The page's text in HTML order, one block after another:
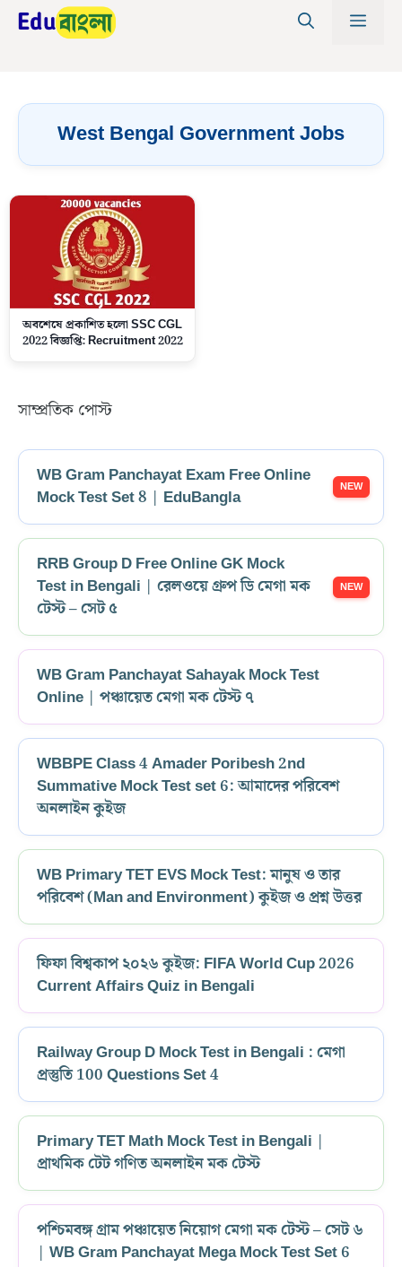
Skip
West Bengal Government Jobs
অবশেষে প্রকাশিত হলো SSC CGL
2022 বিজ্ঞপ্তি: Recruitment 2022
সাম্প্রতিক পোস্ট
WB Gram Panchayat Exam Free Online
Mock Test Set 8 | EduBangla
RRB Group D Free Online GK Mock
Test in Bengali | রেলওয়ে গ্রুপ ডি মেগা মক
টেস্ট – সেট ৫
WB Gram Panchayat Sahayak Mock Test
Online | পঞ্চায়েত মেগা মক টেস্ট ৭
WBBPE Class 4 Amader Poribesh 2nd
Summative Mock Test set 6: আমাদের পরিবেশ
অনলাইন কুইজ
WB Primary TET EVS Mock Test: মানুষ ও তার
পরিবেশ (Man and Environment) কুইজ ও প্রশ্ন উত্তর
ফিফা বিশ্বকাপ ২০২৬ কুইজ: FIFA World Cup 2026
Current Affairs Quiz in Bengali
Railway Group D Mock Test in Bengali : মেগা
প্রস্তুতি 100 Questions Set 4
Primary TET Math Mock Test in Bengali |
প্রাথমিক টেট গণিত অনলাইন মক টেস্ট
পশ্চিমবঙ্গ গ্রাম পঞ্চায়েত নিয়োগ মেগা মক টেস্ট – সেট ৬
| WB Gram Panchayat Mega Mock Test Set 6